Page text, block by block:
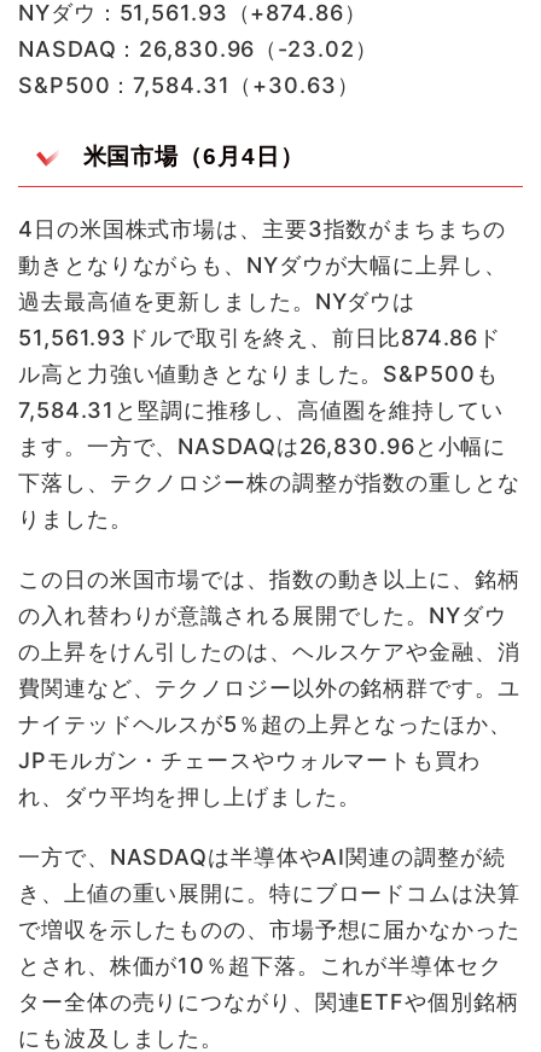
NYダウ：51,561.93（+874.86）
NASDAQ：26,830.96（-23.02）
S&P500：7,584.31（+30.63）
米国市場（6月4日）
4日の米国株式市場は、主要3指数がまちまちの
動きとなりながらも、NYダウが大幅に上昇し、
過去最高値を更新しました。NYダウは
51,561.93ドルで取引を終え、前日比874.86ド
ル高と力強い値動きとなりました。S&P500も
7,584.31と堅調に推移し、高値圏を維持してい
ます。一方で、NASDAQは26,830.96と小幅に
下落し、テクノロジー株の調整が指数の重しとな
りました。
この日の米国市場では、指数の動き以上に、銘柄
の入れ替わりが意識される展開でした。NYダウ
の上昇をけん引したのは、ヘルスケアや金融、消
費関連など、テクノロジー以外の銘柄群です。ユ
ナイテッドヘルスが5％超の上昇となったほか、
JPモルガン・チェースやウォルマートも買わ
れ、ダウ平均を押し上げました。
一方で、NASDAQは半導体やAI関連の調整が続
き、上値の重い展開に。特にブロードコムは決算
で増収を示したものの、市場予想に届かなかった
とされ、株価が10％超下落。これが半導体セク
ター全体の売りにつながり、関連ETFや個別銘柄
にも波及しました。